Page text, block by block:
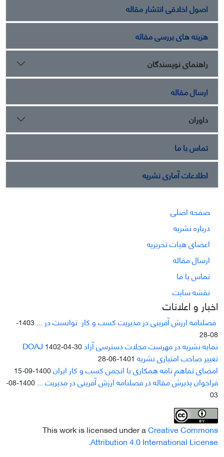
اصول اخلاقی انتشار مقاله
هزینه های بررسی مقاله
راهنمای نویسندگان
ارسال مقاله
داوران
تماس با ما
اطلاعات آماری نشریه
صفحه اصلی
درباره نشریه
اعضای هیات تحریریه
ارسال مقاله
تماس با ما
نقشه سایت
اخبار و اعلانات
فصلنامه ارزش آفرینی در مدیریت کسب و کار توانست در ...
1403-
08-28
نمایه نشریه در فهرست مجلات دسترسی آزاد DOAJ1402-04-30
تغییر صاحب امتیازی نشریه 1401-06-28
امضای تفاهم نامه همکاری با انجمن کسب و کار ایران1400-09-15
فراخوان پذیرش مقاله در فصلنامه ارزش آفرینی در مدیریت ...
1400-08-
03
This work is licensed under aCreative Commons
Attribution 4.0 International License
.